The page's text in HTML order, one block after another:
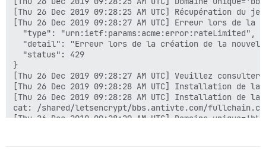
[Thu 26 Dec 2019 09:28:25 AM UTC] Récupération du
[Thu 26 Dec 2019 09:28:27 AM UTC] Erreur lors de
  "type": "urn:ietf:params:acme:error:rateLimited",
"detail": "Erreur lors de la création de la
  "status": 429
}
[Thu 26 Dec 2019 09:28:27 AM UTC] Veuillez
[Thu 26 Dec 2019 09:28:28 AM UTC] Installation de
[Thu 26 Dec 2019 09:28:28 AM UTC] Installation de
cat: /shared/letsencrypt/bbs.antivte.com/
[Thu 26 Dec 2019 09:28:29 AM UTC] Domaine